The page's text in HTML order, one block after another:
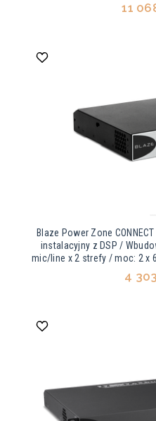
11
Blaze Power Zone
instalacyjny z DSP /
mic/line x 2 strefy / moc: 2 x
4